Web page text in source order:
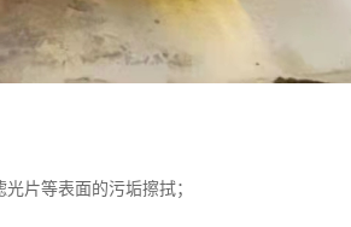
片等表面的污垢擦拭；